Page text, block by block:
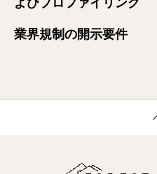
よびプロファイリング
業界規制の開示要件